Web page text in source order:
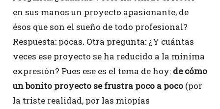
en sus manos un proyecto apasionante, de
ésos que son el sueño de todo profesional?
Respuesta: pocas. Otra pregunta: ¿Y cuántas
veces ese proyecto se ha reducido a la mínima
expresión? Pues ese es el tema de hoy: de cómo
un bonito proyecto se frustra poco a poco (por
la triste realidad, por las miopías